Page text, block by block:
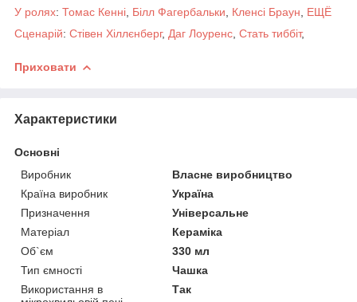
У ролях: Томас Кенні Білл Фагербальки Кленсі Браун
ЕЩЁ
Сценарій: Стівен Хіллєнберг, Даг Лоуренс Стать тиббіт,
Приховати
Характеристики
Основні
Виробник
Власне виробництво
Країна виробник
Україна
Призначення
Універсальне
Матеріал
Кераміка
Об`єм
330 мл
Тип ємності
Чашка
Використання в
Так